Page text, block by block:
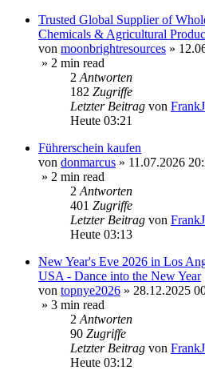
Trusted Global Supplier of
Chemicals & Agricultural
von moonbrightresources »
» 2 min read
2 Antworten
182 Zugriffe
Letzter Beitrag von
Heute 03:21
Führerschein kaufen
von donmarcus » 11.07.2026
» 2 min read
2 Antworten
401 Zugriffe
Letzter Beitrag von
Heute 03:13
New Year's Eve 2026 in Los
USA - Dance into the New Year
von topnye2026 » 28.12.2025
» 3 min read
2 Antworten
90 Zugriffe
Letzter Beitrag von
Heute 03:12